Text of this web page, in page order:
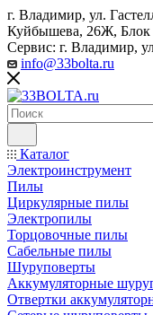
г. Владимир, ул.
Куйбышева, 26Ж, Блок
Сервис: г. Владимир,
info@33bolta.ru
Каталог
Электроинструмент
Пилы
Циркулярные пилы
Электропилы
Торцовочные пилы
Сабельные пилы
Шуруповерты
Аккумуляторные
Отвертки